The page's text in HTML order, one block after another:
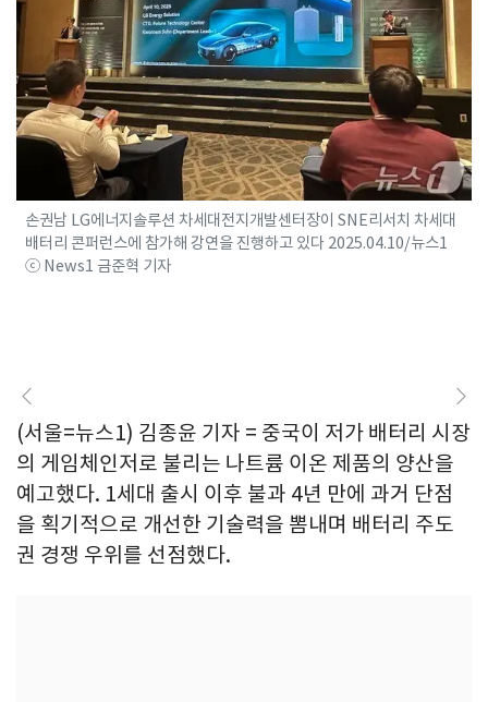
손권남 LG에너지솔루션 차세대전지개발센터장이 SNE리서치 차세대
배터리 콘퍼런스에 참가해 강연을 진행하고 있다 2025.04.10/뉴스1
ⓒ News1 금준혁 기자
(서울=뉴스1) 김종윤 기자 = 중국이 저가 배터리 시장
의 게임체인저로 불리는 나트륨 이온 제품의 양산을
예고했다. 1세대 출시 이후 불과 4년 만에 과거 단점
을 획기적으로 개선한 기술력을 뽐내며 배터리 주도
권 경쟁 우위를 선점했다.